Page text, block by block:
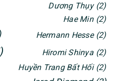
Dương Thụy (2)
Hae Min (2)
Hermann Hesse (2)
Hiromi Shinya (2)
Huyền Trang Bất Hối (2)